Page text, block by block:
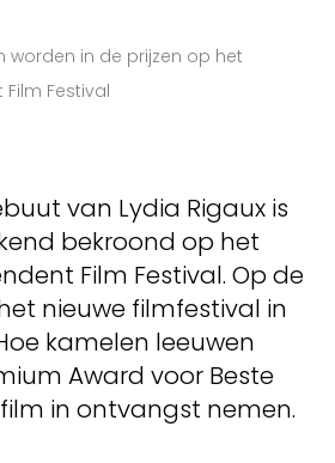
worden in de prijzen op het
Festival
van Lydia Rigaux is
bekroond op het
Film Festival. Op de
nieuwe filmfestival in
kamelen leeuwen
Award voor Beste
in ontvangst nemen.